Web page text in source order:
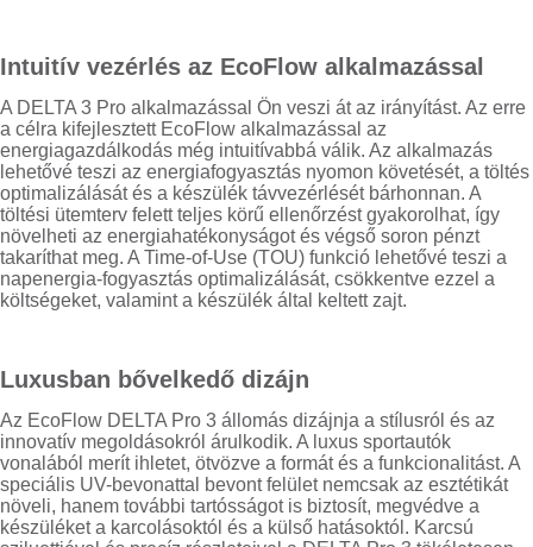
Intuitív vezérlés az EcoFlow alkalmazással
A DELTA 3 Pro alkalmazással Ön veszi át az irányítást. Az erre
a célra kifejlesztett EcoFlow alkalmazással az
energiagazdálkodás még intuitívabbá válik. Az alkalmazás
lehetővé teszi az energiafogyasztás nyomon követését, a töltés
optimalizálását és a készülék távvezérlését bárhonnan. A
töltési ütemterv felett teljes körű ellenőrzést gyakorolhat, így
növelheti az energiahatékonyságot és végső soron pénzt
takaríthat meg. A Time-of-Use (TOU) funkció lehetővé teszi a
napenergia-fogyasztás optimalizálását, csökkentve ezzel a
költségeket, valamint a készülék által keltett zajt.
Luxusban bővelkedő dizájn
Az EcoFlow DELTA Pro 3 állomás dizájnja a stílusról és az
innovatív megoldásokról árulkodik. A luxus sportautók
vonalából merít ihletet, ötvözve a formát és a funkcionalitást. A
speciális UV-bevonattal bevont felület nemcsak az esztétikát
növeli, hanem további tartósságot is biztosít, megvédve a
készüléket a karcolásoktól és a külső hatásoktól. Karcsú